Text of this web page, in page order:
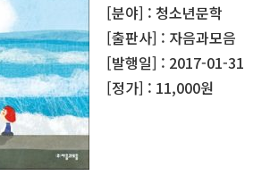
[분야] : 청소년문학
[출판사] : 자음과모음
[발행일] : 2017-01-31
[정가] : 11,000원